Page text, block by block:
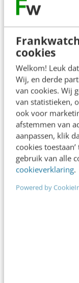
cookies
Welkom! Leuk
Wij, en derde
van cookies. Wij
van statistieken,
ook voor
afstemmen van
aanpassen, klik
cookies
gebruik van alle
cookieverklaring.
Powered by
ONLINE
De
spelregels